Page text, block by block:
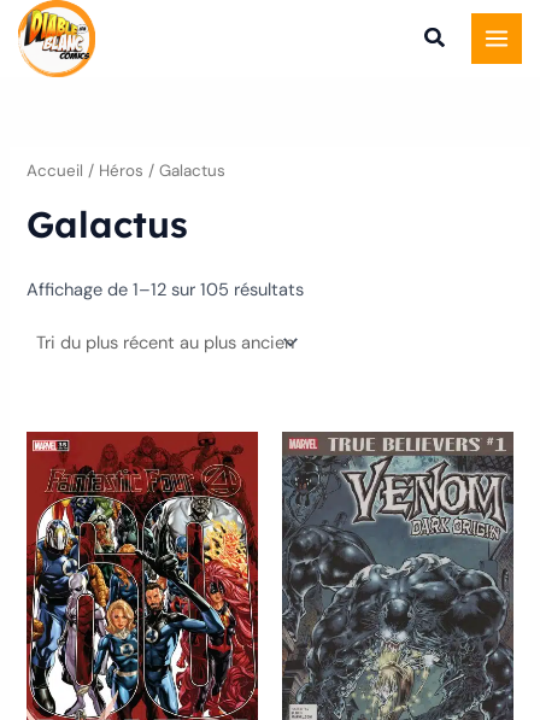
Aller
contenu
Accueil / Héros / Galactus
Galactus
Affichage de 1–12 sur 105 résultats
Ce
produit
a
plusieurs
variations.
Les
options
peuvent
être